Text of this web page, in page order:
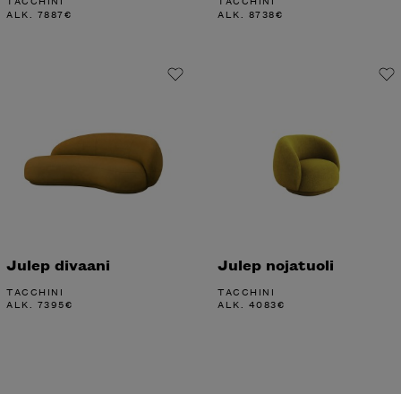
ALK. 7887€ ALK. 8738€
Julep divaani
TACCHINI
ALK. 7395€
Julep nojatuoli
TACCHINI
ALK. 4083€